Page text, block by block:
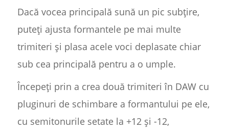
Dacă vocea principală sună un pic subțire,
puteți ajusta formantele pe mai multe
trimiteri și plasa acele voci deplasate chiar
sub cea principală pentru a o umple.
Începeți prin a crea două trimiteri în DAW cu
pluginuri de schimbare a formantului pe ele,
cu semitonurile setate la +12 și -12,